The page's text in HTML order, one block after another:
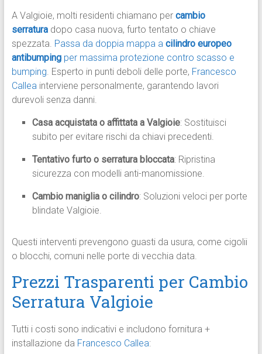
A Valgioie, molti residenti chiamano per cambio
serraturadopo casa nuova, furto tentato o chiave
spezzata. Passa da doppia mappa a cilindro europeo
antibumpingper massima protezione contro scasso e
bumping. Esperto in punti deboli delle porte, Francesco
Calleainterviene personalmente, garantendo lavori
durevoli senza danni.​
Casa acquistata o affittata a Valgioie: Sostituisci
subito per evitare rischi da chiavi precedenti.
Tentativo furto o serratura bloccata: Ripristina
sicurezza con modelli anti-manomissione.
Cambio maniglia o cilindro: Soluzioni veloci per porte
blindate Valgioie.
Questi interventi prevengono guasti da usura, come cigolii
o blocchi, comuni nelle porte di vecchia data.​
Prezzi Trasparenti per Cambio
Serratura Valgioie
Tutti i costi sono indicativi e includono fornitura +
installazione da Francesco Callea: